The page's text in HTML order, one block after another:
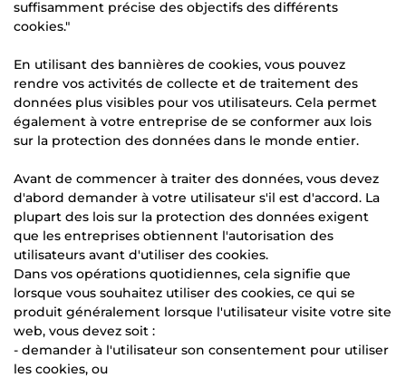
suffisamment précise des objectifs des différents
cookies."
En utilisant des bannières de cookies, vous pouvez
rendre vos activités de collecte et de traitement des
données plus visibles pour vos utilisateurs. Cela permet
également à votre entreprise de se conformer aux lois
sur la protection des données dans le monde entier.
Avant de commencer à traiter des données, vous devez
d'abord demander à votre utilisateur s'il est d'accord. La
plupart des lois sur la protection des données exigent
que les entreprises obtiennent l'autorisation des
utilisateurs avant d'utiliser des cookies.
Dans vos opérations quotidiennes, cela signifie que
lorsque vous souhaitez utiliser des cookies, ce qui se
produit généralement lorsque l'utilisateur visite votre site
web, vous devez soit :
- demander à l'utilisateur son consentement pour utiliser
les cookies, ou